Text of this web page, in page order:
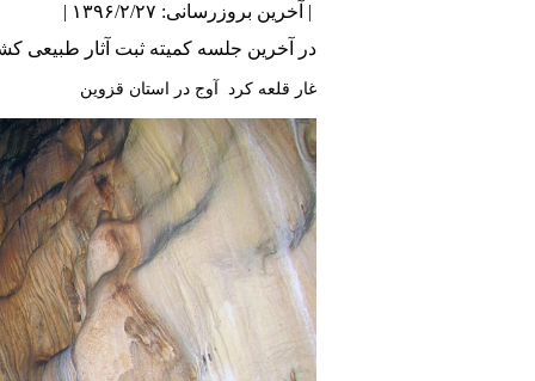
| آخرین بروزرسانی: ۱۳۹۶/۲/۲۷ |
در آخرین جلسه کمیته ثبت آثار طبیعی کشور 13 اثر طبیعی ثبت ملی شد ند که از بین آنها 4 اثر ژئومورفولوژیکی و زمین شناسی بوده اند که
غار قلعه کرد آوج در استان قزوین